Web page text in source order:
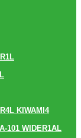
KIWAMI4
101 WIDER1AL